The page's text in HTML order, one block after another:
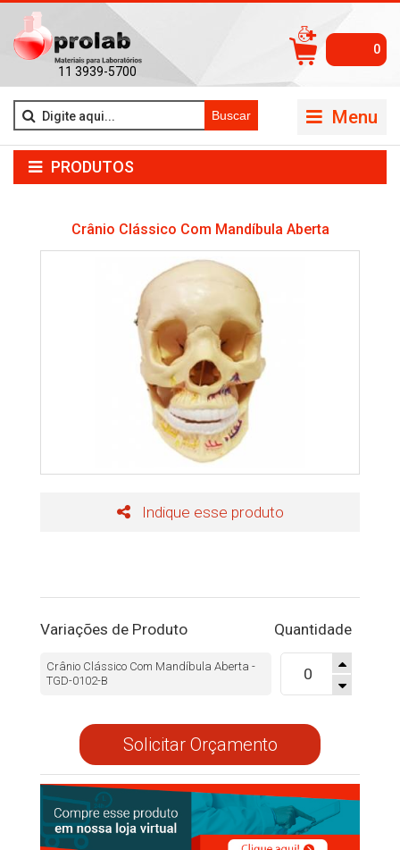
11 3939-5700
0
Menu
Buscar
PRODUTOS
Crânio Clássico Com Mandíbula Aberta
Indique esse produto
Variações de Produto Quantidade
Crânio Clássico Com Mandíbula Aberta -
TGD-0102-B
Solicitar Orçamento